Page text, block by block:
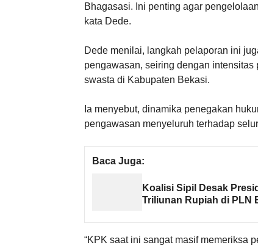
Bhagasasi. Ini penting agar
kata Dede.
Dede menilai, langkah pelaporan ini
pengawasan, seiring dengan
swasta di Kabupaten Bekasi.
Ia menyebut, dinamika penegakan
pengawasan menyeluruh terhadap
Baca Juga:
Koalisi Sipil Desak
Triliunan Rupiah di PLN
“KPK saat ini sangat masif memeriksa